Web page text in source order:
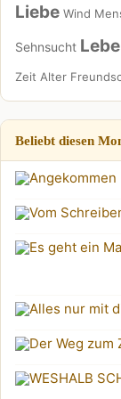
Liebe Wind
Sehnsucht
Zeit Alter
Beliebt diesen